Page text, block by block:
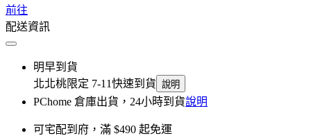
前往
配送資訊
明早到貨
北北桃限定 7-11快速到貨 說明
PChome 倉庫出貨，24小時到貨說明
可宅配到府，滿 $490 起免運